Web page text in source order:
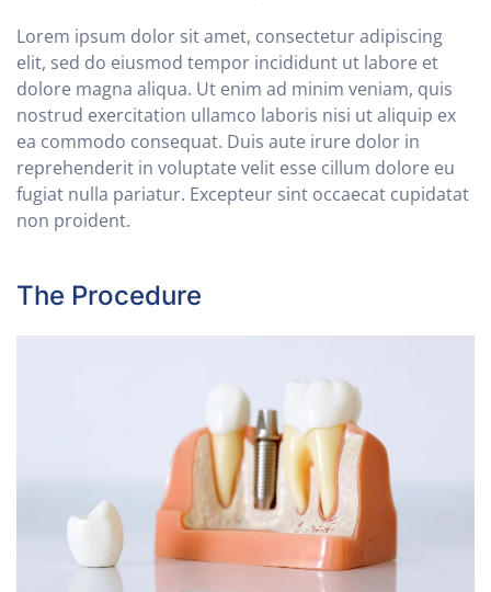
Lorem ipsum dolor sit amet, consectetur adipiscing
elit, sed do eiusmod tempor incididunt ut labore et
dolore magna aliqua. Ut enim ad minim veniam, quis
nostrud exercitation ullamco laboris nisi ut aliquip ex
ea commodo consequat. Duis aute irure dolor in
reprehenderit in voluptate velit esse cillum dolore eu
fugiat nulla pariatur. Excepteur sint occaecat cupidatat
non proident.
The Procedure